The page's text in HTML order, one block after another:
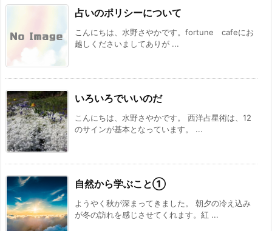
占いのポリシーについて
こんにちは、水野さやかです。fortune cafeにお
越しくださいましてありが ...
いろいろでいいのだ
こんにちは、水野さやかです。 西洋占星術は、12
のサインが基本となっています。 ...
自然から学ぶこと①
ようやく秋が深まってきました。 朝夕の冷え込み
が冬の訪れを感じさせてくれます。紅 ...